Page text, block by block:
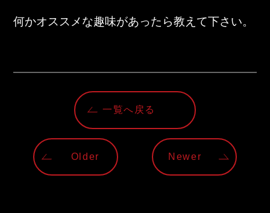
何かオススメな趣味があったら教えて下さい。
一覧へ戻る
Older Newer